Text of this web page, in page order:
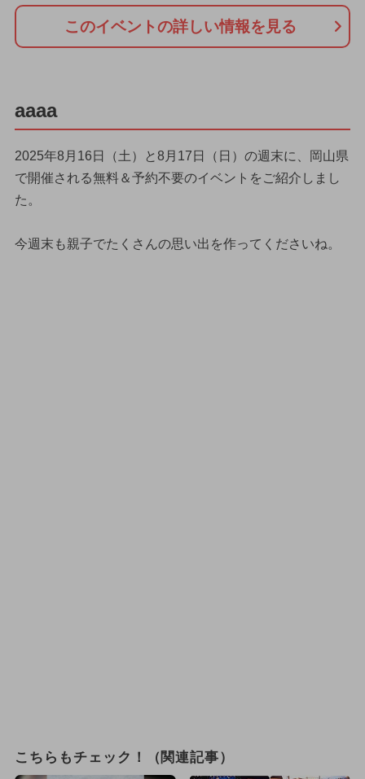
このイベントの詳しい情報を見る
aaaa
2025年8月16日（土）と8月17日（日）の週末に、岡山県
で開催される無料＆予約不要のイベントをご紹介しまし
た。
今週末も親子でたくさんの思い出を作ってくださいね。
こちらもチェック！（関連記事）